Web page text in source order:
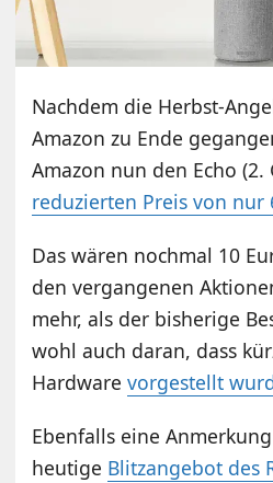
Nachdem die Herbst-
Amazon zu Ende
Amazon nun den Echo
reduzierten Preis von nur
Das wären nochmal 10
den vergangenen
mehr, als der bisherige
wohl auch daran, dass
Hardwarevorgestellt
Ebenfalls eine
heutige Blitzangebot des